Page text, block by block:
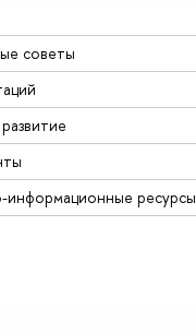
советы
информационные ресурсы